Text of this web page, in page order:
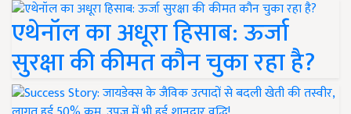
एथेनॉल का अधूरा हिसाब: ऊर्जा
सुरक्षा की कीमत कौन चुका रहा है?